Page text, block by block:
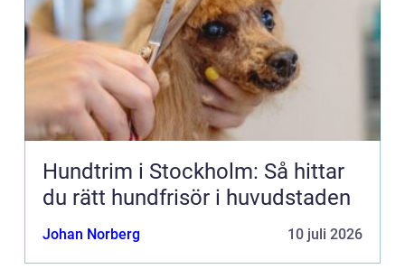
Hundtrim i Stockholm: Så hittar
du rätt hundfrisör i huvudstaden
Johan Norberg 10 juli 2026